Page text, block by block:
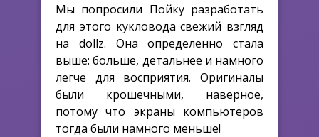
Мы попросили Пойку разработать
для этого кукловода свежий взгляд
на dollz. Она определенно стала
выше: больше, детальнее и намного
легче для восприятия. Оригиналы
были крошечными, наверное,
потому что экраны компьютеров
тогда были намного меньше!